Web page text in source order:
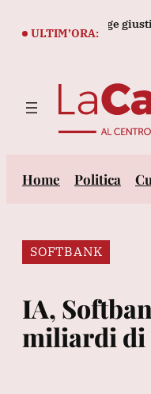
ULTIM’ORA:
il decreto legge giustizia
Home Politica
SOFTBANK
IA,
miliardi di